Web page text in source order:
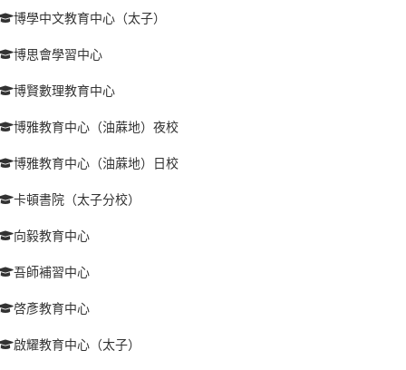
博學中文教育中心（太子）
博思會學習中心
博賢數理教育中心
博雅教育中心（油蔴地）夜校
博雅教育中心（油蔴地）日校
卡頓書院（太子分校）
向毅教育中心
吾師補習中心
啓彥教育中心
啟耀教育中心（太子）